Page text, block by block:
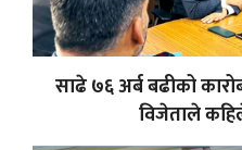
साढे ७६ अर्ब बढीको
विजेताले